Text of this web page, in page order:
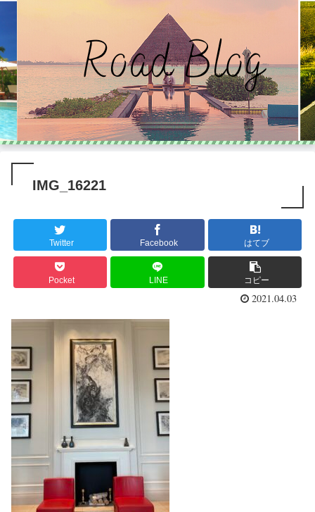
IMG_16221
Twitter Facebook はてブ
Pocket LINE コピー
2021.04.03